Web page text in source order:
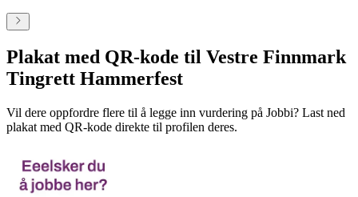
Plakat med QR-kode til Vestre Finnmark
Tingrett Hammerfest
Vil dere oppfordre flere til å legge inn vurdering på Jobbi? Last ned
plakat med QR-kode direkte til profilen deres.